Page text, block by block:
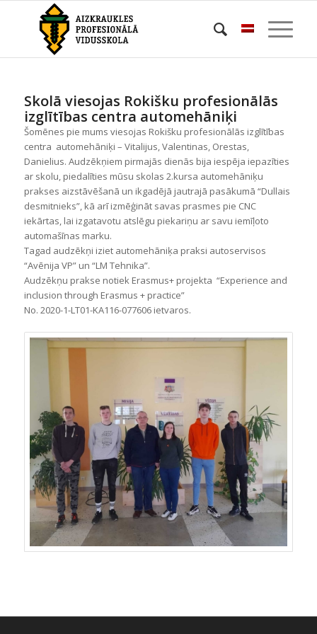
Skolā viesojas Rokišku profesionālās
izglītības centra automehāniķi
Šomēnes pie mums viesojas Rokišku profesionālās izglītības
centra automehāniķi – Vitalijus, Valentinas, Orestas,
Danielius. Audzēkņiem pirmajās dienās bija iespēja iepazīties
ar skolu, piedalīties mūsu skolas 2.kursa automehāniķu
prakses aizstāvēšanā un ikgadējā jautrajā pasākumā “Dullais
desmitnieks”, kā arī izmēģināt savas prasmes pie CNC
iekārtas, lai izgatavotu atslēgu piekariņu ar savu iemīļoto
automašīnas marku.
Tagad audzēkņi iziet automehāniķa praksi autoservisos
“Avēnija VP” un “LM Tehnika”.
Audzēkņu prakse notiek Erasmus+ projekta “Experience and
inclusion through Erasmus + practice”
No. 2020-1-LT01-KA116-077606 ietvaros.